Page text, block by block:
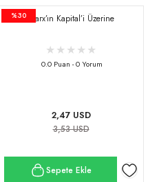
%30 Marx’ın Kapital’i Üzerine
0.0 Puan - 0 Yorum
2,47 USD
3,53 USD
Sepete Ekle